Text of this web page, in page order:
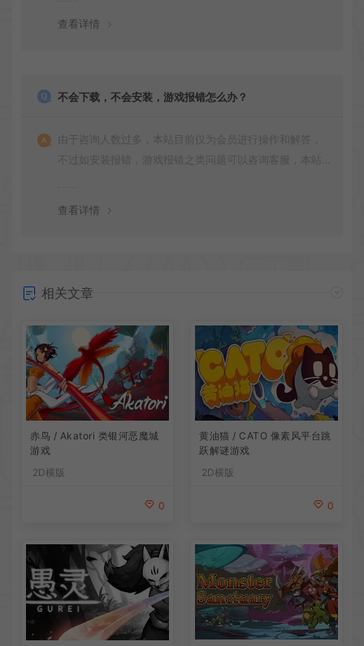
查看详情
不会下载，不会安装，游戏报错怎么办？
由于咨询人数过多，本站目前仅为会员进行操作和解答，
不过如安装报错，游戏报错之类问题可以咨询客服，本站
查看详情
相关文章
赤鸟 / Akatori 类银河恶魔城
游戏
2D横版
0
黄油猫 / CATO 像素风平台跳
跃解谜游戏
2D横版
0